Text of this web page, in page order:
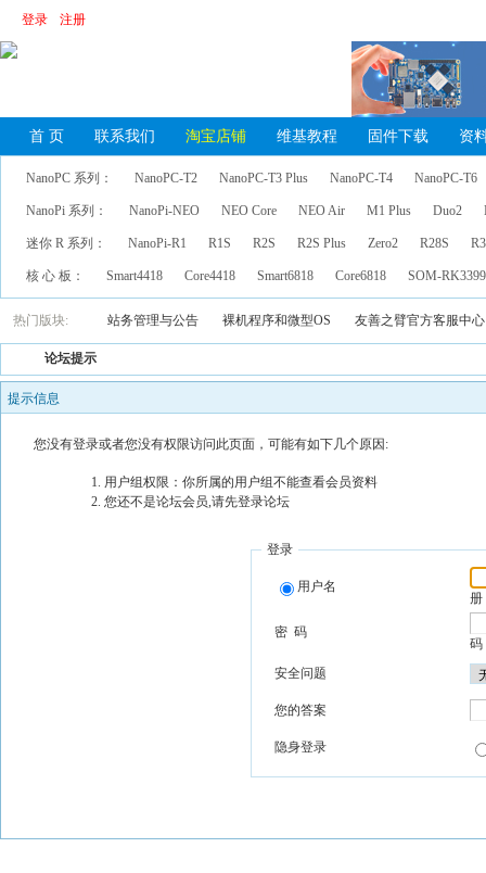
登录 注册
首 页 联系我们 淘宝店铺 维基教程 固件下载 资
NanoPC 系列： NanoPC-T2 NanoPC-T3 Plus NanoPC-T4 NanoPC-T6
NanoPi 系列： NanoPi-NEO NEO Core NEO Air M1 Plus Duo2
迷你 R 系列： NanoPi-R1 R1S R2S R2S Plus Zero2 R28S
核 心 板： Smart4418 Core4418 Smart6818 Core6818 SOM-
热门版块: 站务管理与公告 裸机程序和微型OS 友善之臂官方客服中心
论坛提示
提示信息
您没有登录或者您没有权限访问此页面，可能有如下几个原因:
用户组权限：你所属的用户组不能查看会员资料
您还不是论坛会员,请先登录论坛
登录
用户名
册
密 码
码
安全问题
您的答案
隐身登录